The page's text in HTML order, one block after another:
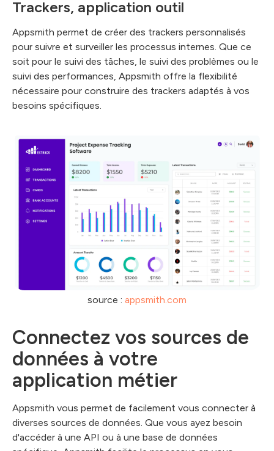
Trackers, application outil
Appsmith permet de créer des trackers personnalisés
pour suivre et surveiller les processus internes. Que ce
soit pour le suivi des tâches, le suivi des problèmes ou le
suivi des performances, Appsmith offre la flexibilité
nécessaire pour construire des trackers adaptés à vos
besoins spécifiques.
source : appsmith.com
Connectez vos sources de
données à votre
application métier
Appsmith vous permet de facilement vous connecter à
diverses sources de données. Que vous ayez besoin
d'accéder à une API ou à une base de données